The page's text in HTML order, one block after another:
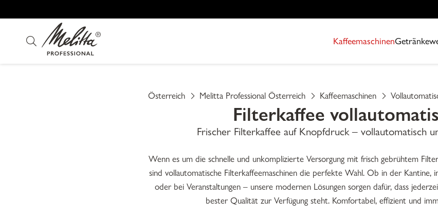
Kaffeemaschinen
Österreich Melitta Professional Österreich Kaffeemaschinen
Filterkaffee
Frischer Filterkaffee auf Knopfdruck – vollautomatisch
Wenn es um die schnelle und unkomplizierte Versorgung mit frisch gebrühtem
sind vollautomatische Filterkaffeemaschinen die perfekte Wahl. Ob in der Kantine,
oder bei Veranstaltungen – unsere modernen Lösungen sorgen dafür, dass
bester Qualität zur Verfügung steht. Komfortabel, effizient und